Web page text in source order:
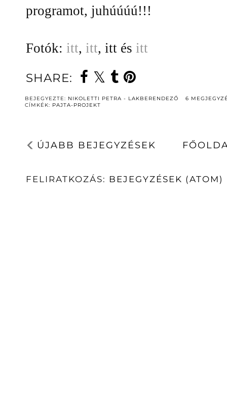
programot, juhúúúú!!!
Fotók: itt, itt, itt és itt
SHARE:
BEJEGYEZTE: NIKOLETTI PETRA - LAKBERENDEZŐ
6
CÍMKÉK: PAJTA-PROJEKT
ÚJABB BEJEGYZÉSEK
FELIRATKOZÁS: BEJEGYZÉSEK (ATOM)